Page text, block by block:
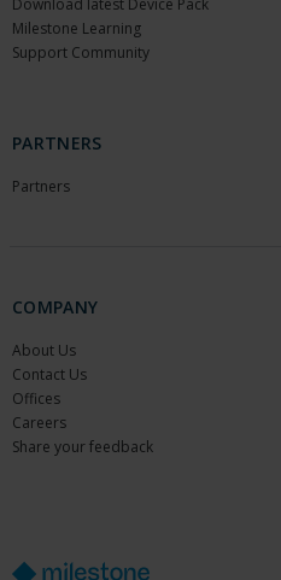
Milestone Learning
Support Community
PARTNERS
Partners
COMPANY
About Us
Contact Us
Offices
Careers
Share your feedback